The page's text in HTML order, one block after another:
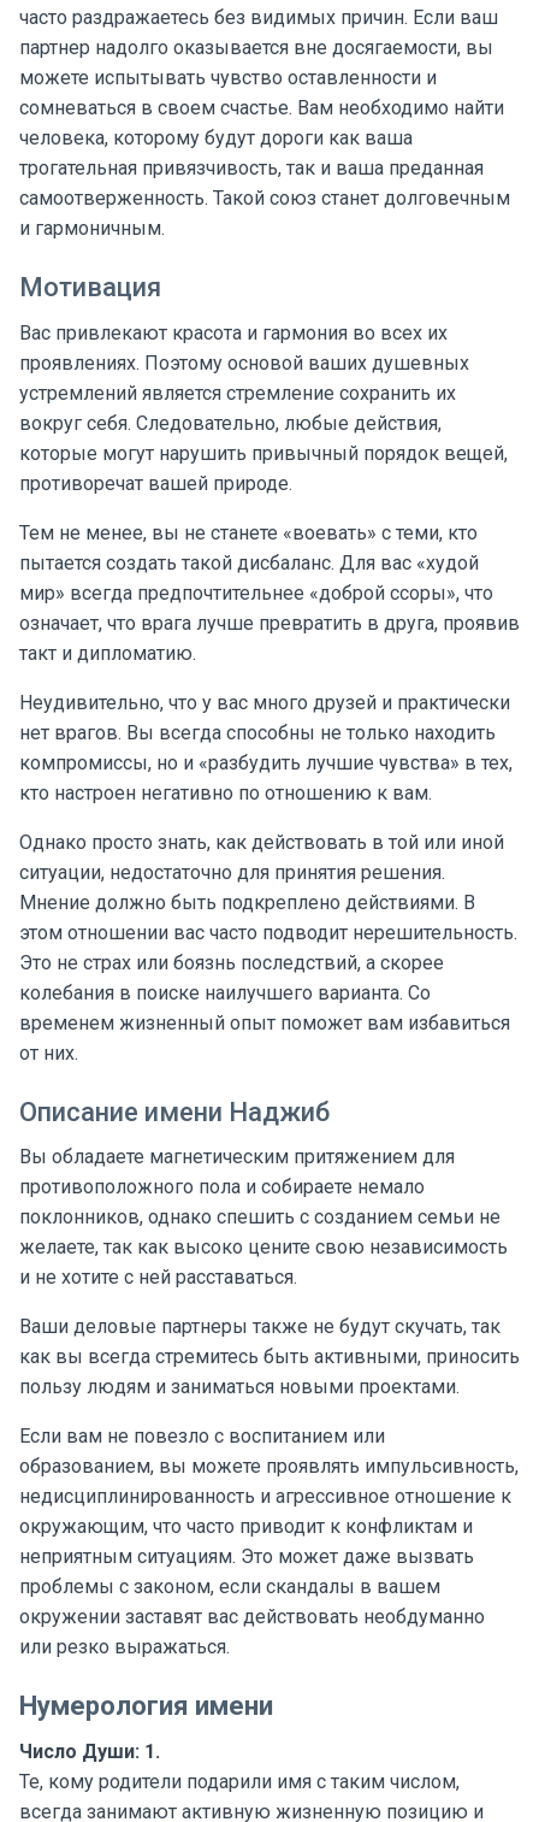
часто раздражаетесь без видимых причин. Если ваш
партнер надолго оказывается вне досягаемости, вы
можете испытывать чувство оставленности и
сомневаться в своем счастье. Вам необходимо найти
человека, которому будут дороги как ваша
трогательная привязчивость, так и ваша преданная
самоотверженность. Такой союз станет долговечным
и гармоничным.
Мотивация
Вас привлекают красота и гармония во всех их
проявлениях. Поэтому основой ваших душевных
устремлений является стремление сохранить их
вокруг себя. Следовательно, любые действия,
которые могут нарушить привычный порядок вещей,
противоречат вашей природе.
Тем не менее, вы не станете «воевать» с теми, кто
пытается создать такой дисбаланс. Для вас «худой
мир» всегда предпочтительнее «доброй ссоры», что
означает, что врага лучше превратить в друга, проявив
такт и дипломатию.
Неудивительно, что у вас много друзей и практически
нет врагов. Вы всегда способны не только находить
компромиссы, но и «разбудить лучшие чувства» в тех,
кто настроен негативно по отношению к вам.
Однако просто знать, как действовать в той или иной
ситуации, недостаточно для принятия решения.
Мнение должно быть подкреплено действиями. В
этом отношении вас часто подводит нерешительность.
Это не страх или боязнь последствий, а скорее
колебания в поиске наилучшего варианта. Со
временем жизненный опыт поможет вам избавиться
от них.
Описание имени Наджиб
Вы обладаете магнетическим притяжением для
противоположного пола и собираете немало
поклонников, однако спешить с созданием семьи не
желаете, так как высоко цените свою независимость
и не хотите с ней расставаться.
Ваши деловые партнеры также не будут скучать, так
как вы всегда стремитесь быть активными, приносить
пользу людям и заниматься новыми проектами.
Если вам не повезло с воспитанием или
образованием, вы можете проявлять импульсивность,
недисциплинированность и агрессивное отношение к
окружающим, что часто приводит к конфликтам и
неприятным ситуациям. Это может даже вызвать
проблемы с законом, если скандалы в вашем
окружении заставят вас действовать необдуманно
или резко выражаться.
Нумерология имени
Число Души: 1.
Те, кому родители подарили имя с таким числом,
всегда занимают активную жизненную позицию и